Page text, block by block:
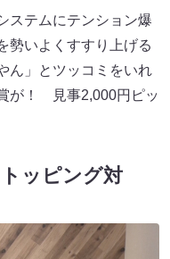
ステムにテンション爆
勢いよくすすり上げる
ん」とツッコミをいれ
が！ 見事2,000円ピッ
ッピング対